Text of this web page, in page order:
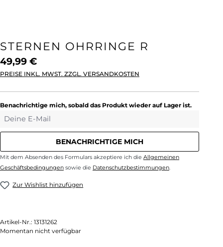
STERNEN OHRRINGE R
49,99 €
PREISE INKL. MWST. ZZGL. VERSANDKOSTEN
Benachrichtige mich, sobald das Produkt wieder auf Lager ist.
Deine E-Mail
BENACHRICHTIGE MICH
Mit dem Absenden des Formulars akzeptiere ich die Allgemeinen
Geschäftsbedingungen sowie die Datenschutzbestimmungen.
Zur Wishlist hinzufügen
Artikel-Nr.: 13131262
Momentan nicht verfügbar